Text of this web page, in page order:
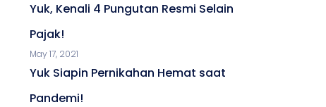
Yuk, Kenali 4 Pungutan Resmi Selain
Pajak!
May 17, 2021
Yuk Siapin Pernikahan Hemat saat
Pandemi!